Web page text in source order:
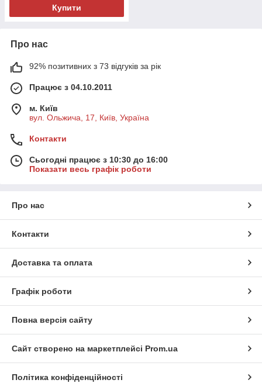
Купити
Про нас
92% позитивних з 73 відгуків за рік
Працює з 04.10.2011
м. Київ
вул. Ольжича, 17, Київ, Україна
Контакти
Сьогодні працює з 10:30 до 16:00
Показати весь графік роботи
Про нас
Контакти
Доставка та оплата
Графік роботи
Повна версія сайту
Сайт створено на маркетплейсі Prom.ua
Політика конфіденційності